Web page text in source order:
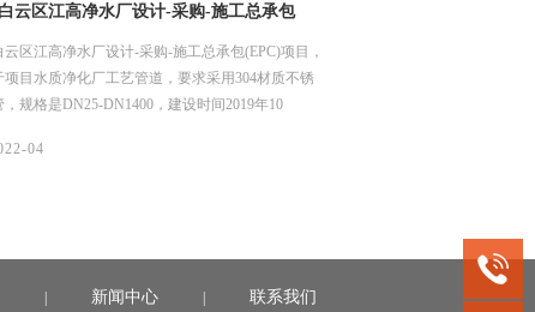
江门顶津食品有限公司二期、三期厂房及配套工程
江门顶津食品有限公司二期、三期厂房及配套工程，主要用
于项目土建给排水管网，要求采用304材质不锈钢工业管，
规格是DN 114*4、DN 219*4、DN 325*4.5，建设时间2021
08/
| 新闻中心 | 联系我们